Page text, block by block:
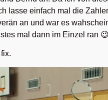
lasse einfach mal die
an und war es
mal dann im Einzel ran 😉